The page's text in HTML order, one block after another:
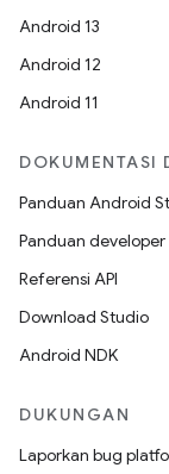
Android 13
Android 12
Android 11
DOKUMENTASI
Panduan Android
Panduan developer
Referensi API
Download Studio
Android NDK
DUKUNGAN
Laporkan bug